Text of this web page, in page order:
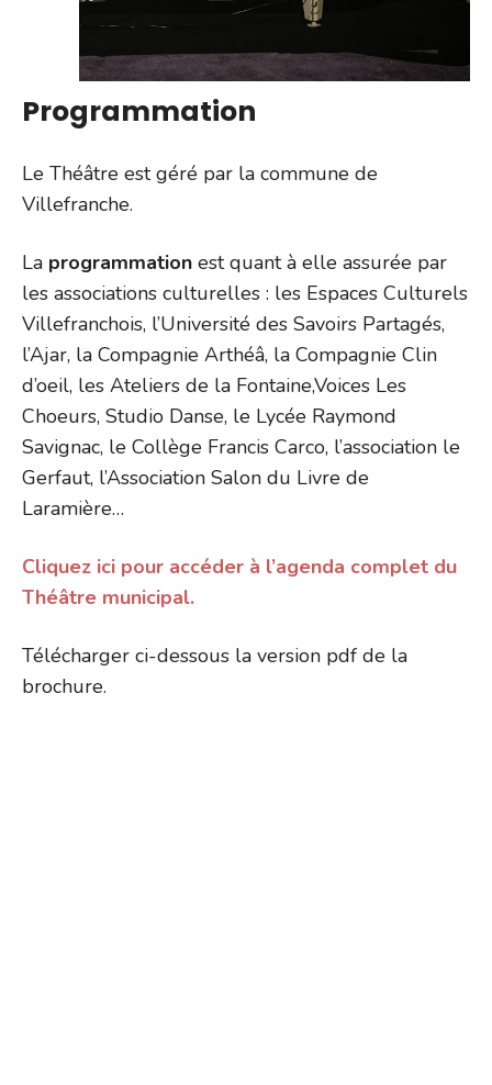
Programmation
Le Théâtre est géré par la commune de
Villefranche.
La programmation est quant à elle assurée par
les associations culturelles : les Espaces Culturels
Villefranchois, l’Université des Savoirs Partagés,
l’Ajar, la Compagnie Arthéâ, la Compagnie Clin
d’oeil, les Ateliers de la Fontaine,Voices Les
Choeurs, Studio Danse, le Lycée Raymond
Savignac, le Collège Francis Carco, l’association le
Gerfaut, l’Association Salon du Livre de
Laramière…
Cliquez ici pour accéder à l’agenda complet du
Théâtre municipal.
Télécharger ci-dessous la version pdf de la
brochure.